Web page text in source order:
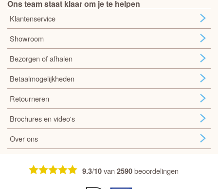
Ons team staat klaar om je te helpen
Klantenservice
Showroom
Bezorgen of afhalen
Betaalmogelijkheden
Retourneren
Brochures en video's
Over ons
9.3/10van2590beoordelingen